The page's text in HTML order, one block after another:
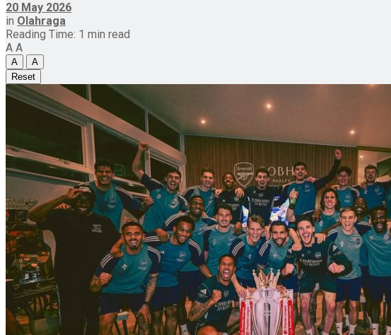
Politik
Olahraga
20 May 2026
in Olahraga
Reading Time: 1 min read
A A
A
A
Reset